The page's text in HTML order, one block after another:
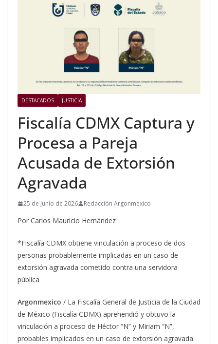
DESTACADOS JUSTICIA
Fiscalía CDMX Captura y
Procesa a Pareja
Acusada de Extorsión
Agravada
25 de junio de 2026 Redacción Argonmexico
Por Carlos Mauricio Hernández
*Fiscalía CDMX obtiene vinculación a proceso de dos
personas probablemente implicadas en un caso de
extorsión agravada cometido contra una servidora
pública
Argonmexico / La Fiscalía General de Justicia de la Ciudad
de México (Fiscalía CDMX) aprehendió y obtuvo la
vinculación a proceso de Héctor “N” y Miriam “N”,
probables implicados en un caso de extorsión agravada